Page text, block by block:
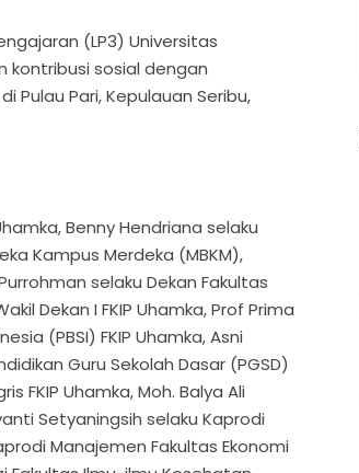
(LP3) Universitas
kontribusi sosial dengan
Pulau Pari, Kepulauan Seribu,
Benny Hendriana selaku
Kampus Merdeka (MBKM),
selaku Dekan Fakultas
Dekan I FKIP Uhamka, Prof Prima
(PBSI) FKIP Uhamka, Asni
Guru Sekolah Dasar (PGSD)
FKIP Uhamka, Moh. Balya Ali
Setyaningsih selaku Kaprodi
Manajemen Fakultas Ekonomi